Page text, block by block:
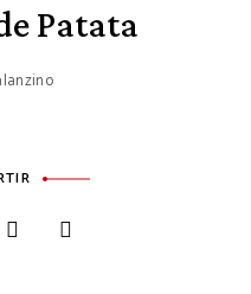
Patata